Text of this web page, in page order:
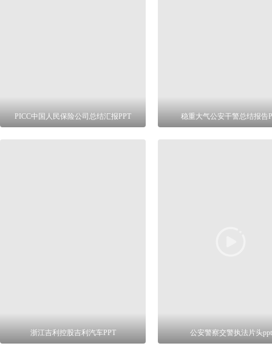
PICC中国人民保险公司总结汇报PPT 稳重大气公安干警总结报告
浙江吉利控股吉利汽车PPT 公安警察交警执法片头ppt